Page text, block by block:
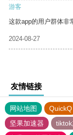
游客
这款app的用户群体非
2024-08-27
友情链接
网站地图 QuickQ
坚果加速器